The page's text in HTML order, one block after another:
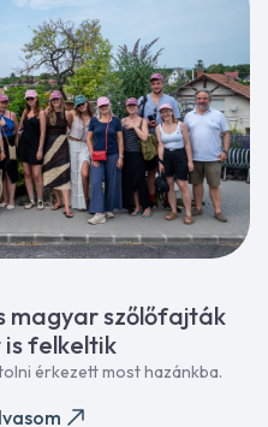
magyar szőlőfajták
felkeltik
érkezett most hazánkba.